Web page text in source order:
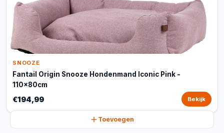
SNOOZE
Fantail Origin Snooze Hondenmand Iconic Pink -
110x80cm
€194,99 Bekijk
Toevoegen